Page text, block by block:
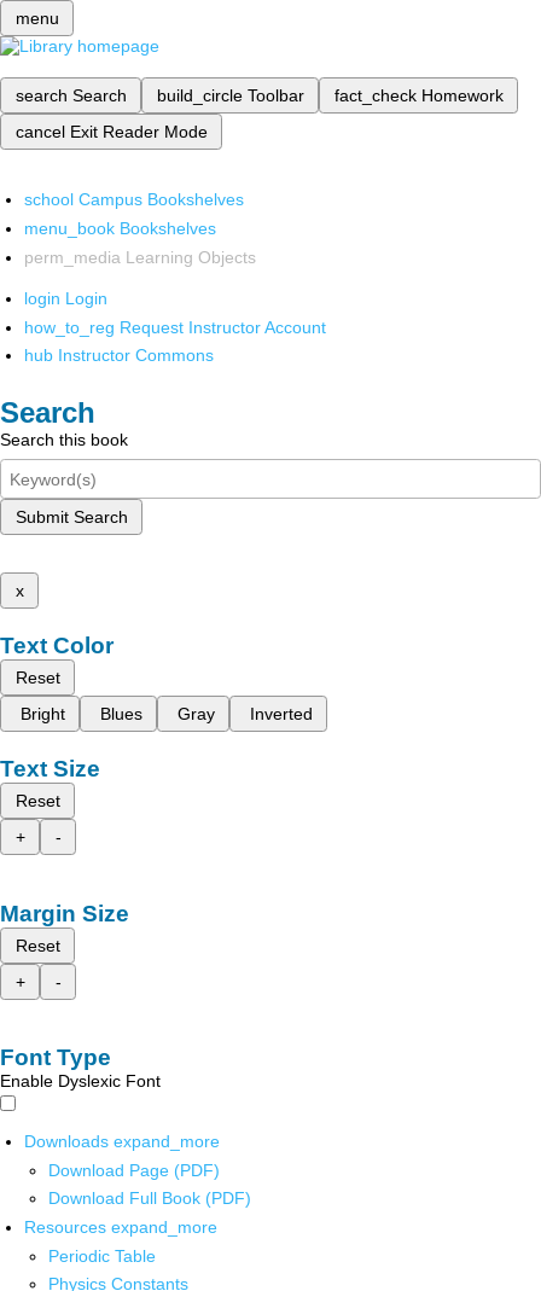
menu
search Search build_circle Toolbar fact_check Homework
cancel Exit Reader Mode
school Campus Bookshelves
menu_book Bookshelves
perm_media Learning Objects
login Login
how_to_reg Request Instructor Account
hub Instructor Commons
Search
Search this book
Submit Search
x
Text Color
Reset
Bright
Blues Gray Inverted
Text Size
Reset
+
-
Margin Size
Reset
+
-
Font Type
Enable Dyslexic Font
Downloads expand_more
Download Page (PDF)
Download Full Book (PDF)
Resources expand_more
Periodic Table
Physics Constants